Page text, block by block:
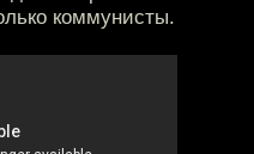
коммунисты.